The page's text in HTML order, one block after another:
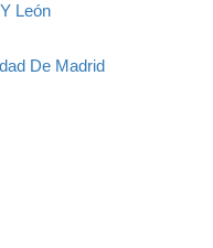
León
De Madrid